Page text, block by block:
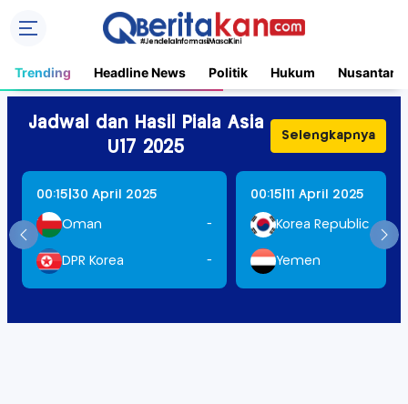
Trending Headline News Politik Hukum Nusantara
Jadwal dan Hasil Piala Asia
U17 2025
Selengkapnya
00:15 30 April 2025
Oman -
DPR Korea -
00:15 11 April 2025
Korea Republic
Yemen